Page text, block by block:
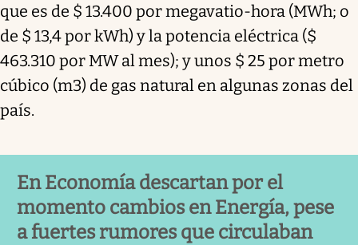
que es de $ 13.400 por megavatio-hora (MWh; o
de $ 13,4 por kWh) y la potencia eléctrica ($
463.310 por MW al mes); y unos $ 25 por metro
cúbico (m3) de gas natural en algunas zonas del
país.
En Economía descartan por el
momento cambios en Energía, pese
a fuertes rumores que circulaban